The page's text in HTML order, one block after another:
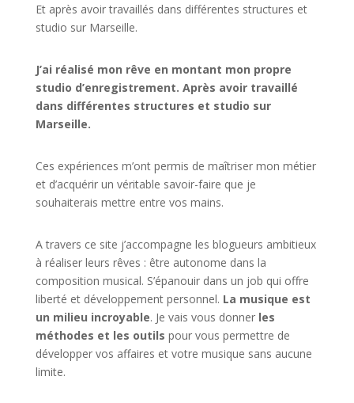
Et après avoir travaillés dans différentes structures et
studio sur Marseille.
J’ai réalisé mon rêve en montant mon propre
studio d’enregistrement. Après avoir travaillé
dans différentes structures et studio sur
Marseille.
Ces expériences m’ont permis de maîtriser mon métier
et d’acquérir un véritable savoir-faire que je
souhaiterais mettre entre vos mains.
A travers ce site j’accompagne les blogueurs ambitieux
à réaliser leurs rêves : être autonome dans la
composition musical. S’épanouir dans un job qui offre
liberté et développement personnel. La musique est
un milieu incroyable. Je vais vous donner les
méthodes et les outils pour vous permettre de
développer vos affaires et votre musique sans aucune
limite.